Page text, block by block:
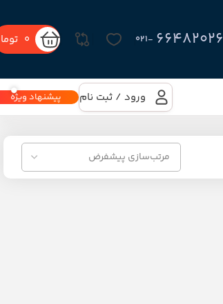
66482026 -۰۲۱ 0
ورود / ثبت نام
پیشنهاد ویژه